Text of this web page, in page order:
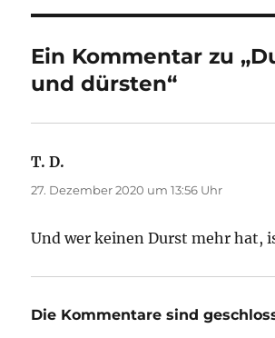
Ein Kommentar zu
und dürsten“
T. D.
27. Dezember 2020 um 13:56 Uhr
Und wer keinen Durst mehr hat,
Die Kommentare sind